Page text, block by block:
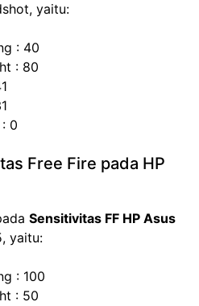
yaitu:
: 40
: 80
0
Free Fire pada HP
Sensitivitas FF HP Asus
yaitu:
: 100
: 50